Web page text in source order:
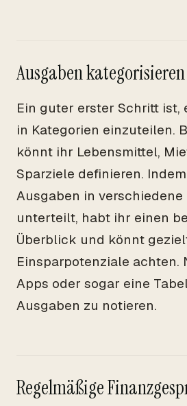
Ausgaben kategorisieren
Ein guter erster Schritt ist,
in Kategorien einzuteilen.
könnt ihr Lebensmittel,
Sparziele definieren.
Ausgaben in verschiedene
unterteilt, habt ihr einen
Überblick und könnt
Einsparpotenziale achten.
Apps oder sogar eine
Ausgaben zu notieren.
Regelmäßige